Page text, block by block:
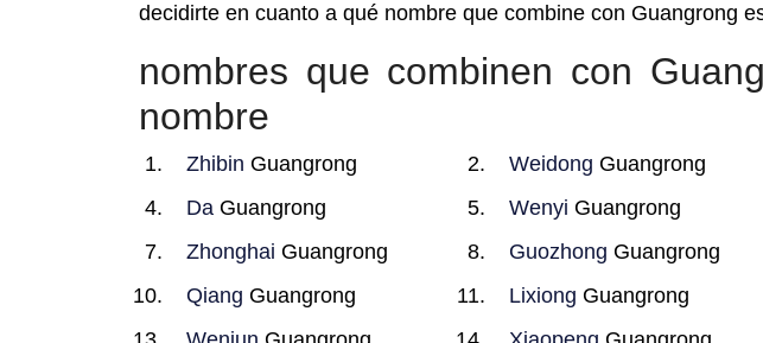
decidirte en cuanto a qué nombre que combine con Guangrong
nombres que combinen con
nombre
Zhibin Guangrong Weidong Guangrong
Da Guangrong Wenyi Guangrong
Zhonghai Guangrong Guozhong Guangrong
Qiang Guangrong Lixiong Guangrong